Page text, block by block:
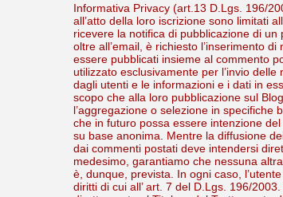
Informativa Privacy (art.13 D.Lgs. 196/
all’atto della loro iscrizione sono limitati
ricevere la notifica di pubblicazione di
oltre all’email, è richiesto l’inserimento
essere pubblicati insieme al commento
utilizzato esclusivamente per l’invio
dagli utenti e le informazioni e i dati in
scopo che alla loro pubblicazione sul
l’aggregazione o selezione in specifiche
che in futuro possa essere intenzione
su base anonima. Mentre la diffusione
dai commenti postati deve intendersi
medesimo, garantiamo che nessuna
è, dunque, prevista. In ogni caso,
diritti di cui all’ art. 7 del D.Lgs. 196/